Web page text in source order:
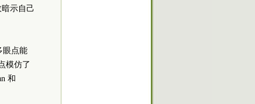
示自己
眼点能
模仿了
和